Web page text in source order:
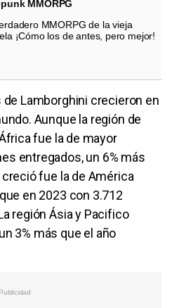
MMORPG
MMORPG de la vieja
¡Cómo los de antes, pero mejor!
de Lamborghini crecieron en
Aunque la región de
fue la de mayor
entregados, un 6% más
fue la de América
en 2023 con 3.712
región Ásia y Pacifico
3% más que el año